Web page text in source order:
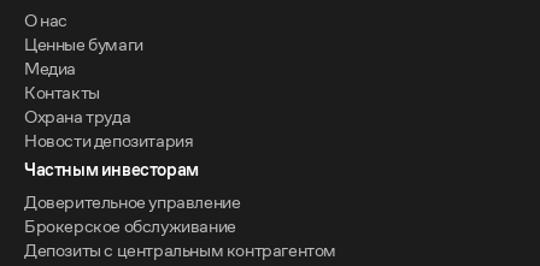
О нас
Ценные бумаги
Медиа
Контакты
Охрана труда
Новости депозитария
Частным инвесторам
Доверительное управление
Брокерское обслуживание
Депозиты с центральным контрагентом